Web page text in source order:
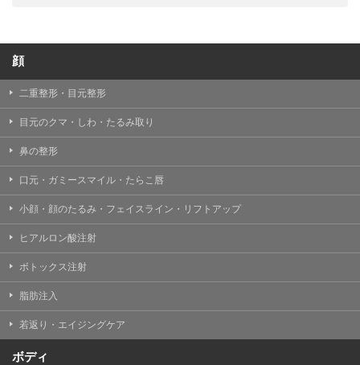
TCBグループは、個人情報保護法その他の法令により認
められる場合を除き、患者様の同意なしに、取得情報を
ん。
【個人情報の開示・訂正・利用停止について】
TCBグループは、本人の申し出により個人情報に関する
開示、訂正、更新、削除、利用停止その他お問い合わせ
について、これを適切に対応します。
【Cookie(クッキー)について】
Cookieは、一般的にインターネット閲覧を行う際、又は
の閲覧情報を記憶させておく機能です。
TCBグループでは、Cookie及び類似技術を使用して収集
を分析し、パフォーマンス改善や、WEBサイトを通じて
提供するサービスの向上・改善のため、Cookieを使用す
ることがあります。ご使用のブラウザによりCookieを無
顔
二重整形・目元整形
目元のクマ・しわ・たるみ取り
鼻の整形
口元・ガミースマイル・たらこ唇
小顔・顔のたるみ・フェイスライン・リフトアップ
ヒアルロン酸注射
ボトックス注射
脂肪注入
若返り・エイジングケア
ボディ